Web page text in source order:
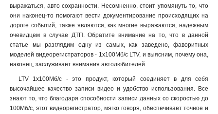
выражаться, авто сохранности. Несомненно, стоит упомянуть то, что
они наконец-то помогают вести документирование происходящих на
дороге событий, также являются, как многие выражаются, надежным
очевидцем в случае ДТП. Обратите внимание на то, что в данной
статье мы разглядим одну из самых, как заведено, фаворитных
моделей видеорегистраторов - 1x100Мб/с LTV, и выясним, почему она,
наконец, заслуживает внимания автолюбителей.
LTV 1x100Мб/с - это продукт, который соединяет в для себя
высочайшее качество записи видео и удобство использования. Все
знают то, что благодаря способности записи данных со скоростью до
100Мб/с, этот видеорегистратор, мягко говоря, обеспечивает точное и